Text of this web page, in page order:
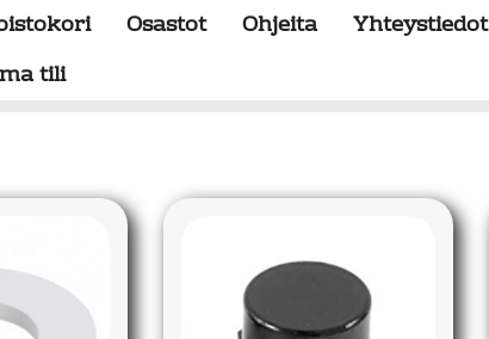
Osastot Ohjeita Yhteystiedot
tili